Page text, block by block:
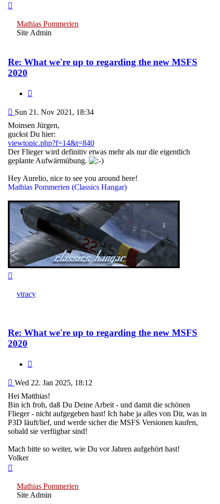
Mathias Pommerien
Site Admin
Re: What we're up to regarding the new MSFS
2020
Post
Sun 21. Nov 2021, 18:34
Moinsen Jürgen,
guckst Du hier:
viewtopic.php?f=14&t=840
Der Flieger wird definitiv etwas mehr als nur die eigentlich
geplante Aufwärmübung.
Hey Aurelio, nice to see you around here!
Mathias Pommerien (Classics Hangar)
vtracy
Re: What we're up to regarding the new MSFS
2020
Post
Wed 22. Jan 2025, 18:12
Hei Matthias!
Bin ich froh, daß Du Deine Arbeit - und damit die schönen
Flieger - nicht aufgegeben hast! Ich habe ja alles von Dir, was in
P3D läuft/lief, und werde sicher die MSFS Versionen kaufen,
sobald sie verfügbar sind!
Mach bitte so weiter, wie Du vor Jahren aufgehört hast!
Volker
Mathias Pommerien
Site Admin